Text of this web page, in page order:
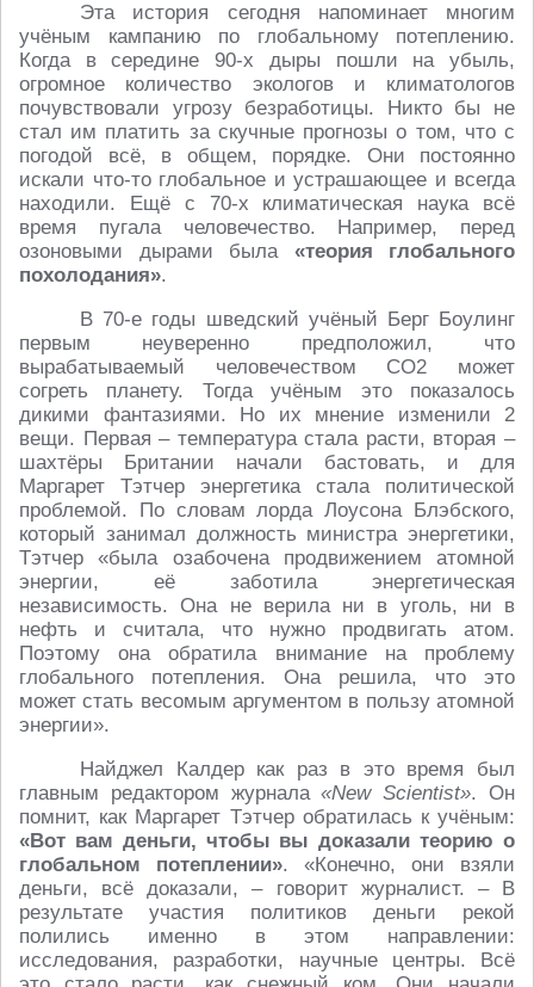
Эта история сегодня напоминает многим
учёным кампанию по глобальному потеплению.
Когда в середине 90-х дыры пошли на убыль,
огромное количество экологов и климатологов
почувствовали угрозу безработицы. Никто бы не
стал им платить за скучные прогнозы о том, что с
погодой всё, в общем, порядке. Они постоянно
искали что-то глобальное и устрашающее и всегда
находили. Ещё с 70-х климатическая наука всё
время пугала человечество. Например, перед
озоновыми дырами была «теория глобального
похолодания».
В 70-е годы шведский учёный Берг Боулинг
первым неуверенно предположил, что
вырабатываемый человечеством CO2 может
согреть планету. Тогда учёным это показалось
дикими фантазиями. Но их мнение изменили 2
вещи. Первая – температура стала расти, вторая –
шахтёры Британии начали бастовать, и для
Маргарет Тэтчер энергетика стала политической
проблемой. По словам лорда Лоусона Блэбского,
который занимал должность министра энергетики,
Тэтчер «была озабочена продвижением атомной
энергии, её заботила энергетическая
независимость. Она не верила ни в уголь, ни в
нефть и считала, что нужно продвигать атом.
Поэтому она обратила внимание на проблему
глобального потепления. Она решила, что это
может стать весомым аргументом в пользу атомной
энергии».
Найджел Калдер как раз в это время был
главным редактором журнала«New Scientist». Он
помнит, как Маргарет Тэтчер обратилась к учёным:
«Вот вам деньги, чтобы вы доказали теорию о
глобальном потеплении». «Конечно, они взяли
деньги, всё доказали, – говорит журналист. – В
результате участия политиков деньги рекой
полились именно в этом направлении:
исследования, разработки, научные центры. Всё